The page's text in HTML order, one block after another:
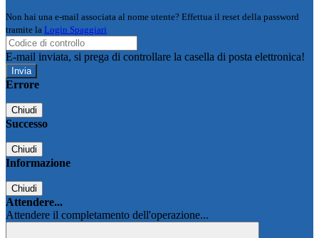
Non hai una e-mail associata al nome utente? Effettua il reset della password
tramite la Login Spaggiari
E-mail inviata, si prega di controllare la casella di posta elettronica!
Errore
Chiudi
Successo
Chiudi
Informazione
Chiudi
Attendere...
Attendere il completamento dell'operazione...